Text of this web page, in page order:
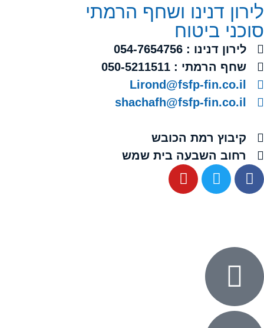
לירון דנינו ושחף הרמתי
סוכני ביטוח
לירון דנינו : 054-7654756
שחף הרמתי : 050-5211511
Lirond@fsfp-fin.co.il
shachafh@fsfp-fin.co.il
קיבוץ רמת הכובש
רחוב השבעה בית שמש